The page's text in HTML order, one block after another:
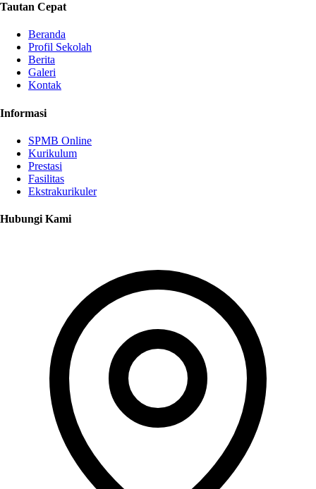
Tautan Cepat
Beranda
Profil Sekolah
Berita
Galeri
Kontak
Informasi
SPMB Online
Kurikulum
Prestasi
Fasilitas
Ekstrakurikuler
Hubungi Kami